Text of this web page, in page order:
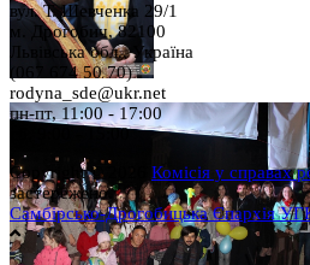
вул. Т. Шевченка 29/1
м. Дрогобич, 82100
Львівська обл., Україна
(067 674 50 70)
rodyna_sde@ukr.net
пн-пт, 11:00 - 17:00
сб, 9:00 - 15:00
Copyright © 2026 Комісія у справах
застережено.
Самбірсько-Дрогобицька Єпархія